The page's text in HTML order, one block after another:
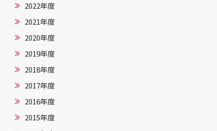
2022年度
2021年度
2020年度
2019年度
2018年度
2017年度
2016年度
2015年度